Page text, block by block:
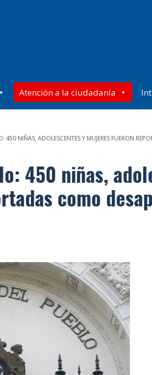
Atención a la ciudadanía
NIÑAS, ADOLESCENTES Y MUJERES FUERON
450 niñas,
como